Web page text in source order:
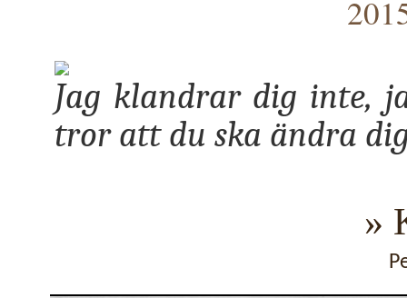
Jag klandrar dig inte,
tror att du ska ändra
»